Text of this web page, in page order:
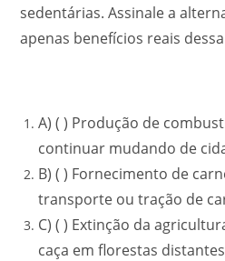
sedentárias. Assinale a
apenas benefícios reais
A) ( ) Produção de
continuar mudando de
B) ( ) Fornecimento de
transporte ou tração de
C) ( ) Extinção da
caça em florestas